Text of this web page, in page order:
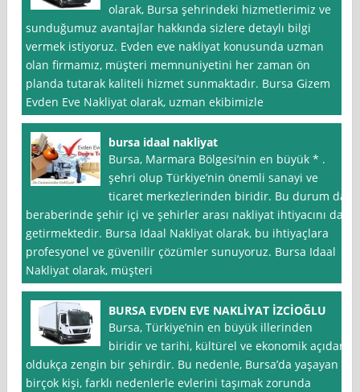
olarak, Bursa şehrindeki hizmetlerimiz ve
sunduğumuz avantajlar hakkında sizlere detaylı bilgi
vermek istiyoruz. Evden eve nakliyat konusunda uzman
olan firmamız, müşteri memnuniyetini her zaman ön
planda tutarak kaliteli hizmet sunmaktadır. Bursa Gizem
Evden Eve Nakliyat olarak, uzman ekibimizle
bursa idaal nakliyat
Bursa, Marmara Bölgesi’nin en büyük * .
şehri olup Türkiye’nin önemli sanayi ve
ticaret merkezlerinden biridir. Bu durum da
beraberinde şehir içi ve şehirler arası nakliyat ihtiyacını da
getirmektedir. Bursa Idaal Nakliyat olarak, bu ihtiyaçlara
profesyonel ve güvenilir çözümler sunuyoruz. Bursa Idaal
Nakliyat olarak, müşteri
BURSA EVDEN EVE NAKLİYAT İZCİOĞLU
Bursa, Türkiye’nin en büyük illerinden
biridir ve tarihi, kültürel ve ekonomik açıdan
oldukça zengin bir şehirdir. Bu nedenle, Bursa’da yaşayan
birçok kişi, farklı nedenlerle evlerini taşımak zorunda